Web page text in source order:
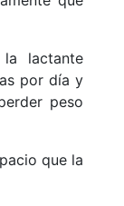
lactante
por día y
peso
que la